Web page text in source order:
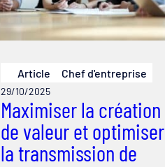
Article Chef d'entreprise
29/10/2025
Maximiser la création
de valeur et optimiser
la transmission de